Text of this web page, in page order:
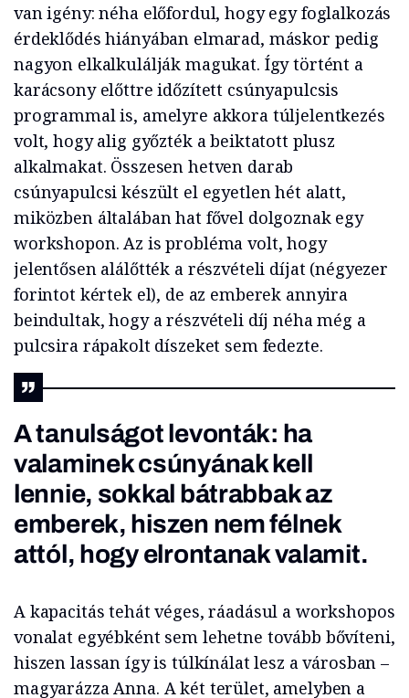
van igény: néha előfordul, hogy egy foglalkozás
érdeklődés hiányában elmarad, máskor pedig
nagyon elkalkulálják magukat. Így történt a
karácsony előttre időzített csúnyapulcsis
programmal is, amelyre akkora túljelentkezés
volt, hogy alig győzték a beiktatott plusz
alkalmakat. Összesen hetven darab
csúnyapulcsi készült el egyetlen hét alatt,
miközben általában hat fővel dolgoznak egy
workshopon. Az is probléma volt, hogy
jelentősen alálőtték a részvételi díjat (négyezer
forintot kértek el), de az emberek annyira
beindultak, hogy a részvételi díj néha még a
pulcsira rápakolt díszeket sem fedezte.
A tanulságot levonták: ha
valaminek csúnyának kell
lennie, sokkal bátrabbak az
emberek, hiszen nem félnek
attól, hogy elrontanak valamit.
A kapacitás tehát véges, ráadásul a workshopos
vonalat egyébként sem lehetne tovább bővíteni,
hiszen lassan így is túlkínálat lesz a városban –
magyarázza Anna. A két terület, amelyben a